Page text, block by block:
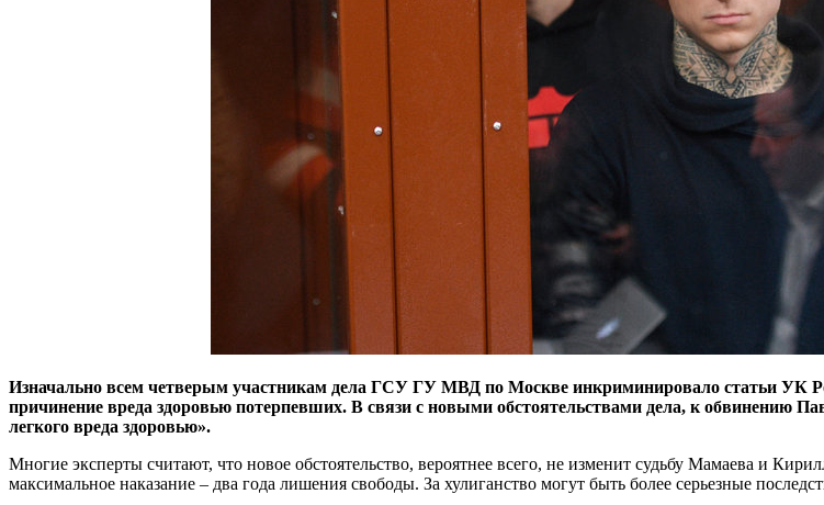
Изначально всем четверым участникам дела ГСУ ГУ МВД по Москве инкриминировало статьи УК
причинение вреда здоровью потерпевших. В связи с новыми обстоятельствами дела, к обвинению
легкого вреда здоровью».
Многие эксперты считают, что новое обстоятельство, вероятнее всего, не изменит судьбу Мамаева и
максимальное наказание – два года лишения свободы. За хулиганство могут быть более серьезные